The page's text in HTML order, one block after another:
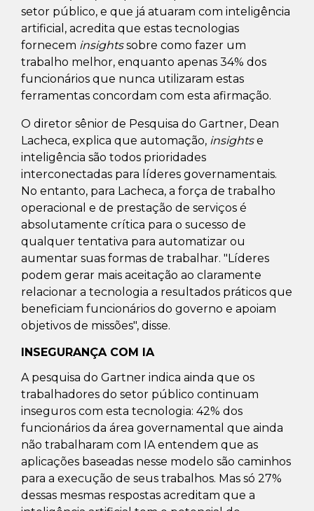
setor público, e que já atuaram com inteligência
artificial, acredita que estas tecnologias
fornecem insightssobre como fazer um
trabalho melhor, enquanto apenas 34% dos
funcionários que nunca utilizaram estas
ferramentas concordam com esta afirmação.
O diretor sênior de Pesquisa do Gartner, Dean
Lacheca, explica que automação, insightse
inteligência são todos prioridades
interconectadas para líderes governamentais.
No entanto, para Lacheca, a força de trabalho
operacional e de prestação de serviços é
absolutamente crítica para o sucesso de
qualquer tentativa para automatizar ou
aumentar suas formas de trabalhar. "Líderes
podem gerar mais aceitação ao claramente
relacionar a tecnologia a resultados práticos que
beneficiam funcionários do governo e apoiam
objetivos de missões", disse.
INSEGURANÇA COM IA
A pesquisa do Gartner indica ainda que os
trabalhadores do setor público continuam
inseguros com esta tecnologia: 42% dos
funcionários da área governamental que ainda
não trabalharam com IA entendem que as
aplicações baseadas nesse modelo são caminhos
para a execução de seus trabalhos. Mas só 27%
dessas mesmas respostas acreditam que a